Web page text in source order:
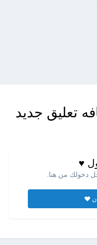
تعليق جديد
♥
دخولك من هنا.
♥